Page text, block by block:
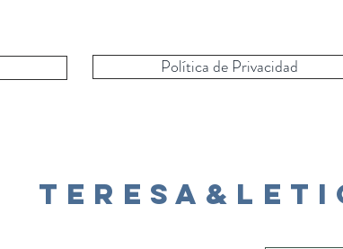
Política de Privacidad